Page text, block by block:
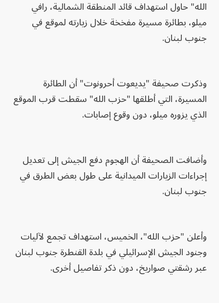
الله" حاول استهداف قائد المنطقة الشمالية، رافي
ميلو، بطائرة مسيرة مفخخة خلال زيارته لموقع في
جنوب لبنان.
وذكرت صحيفة "يديعوت أحرونوت" أن الطائرة
المسيرة، التي أطلقها "حزب الله" سقطت قرب الموقع
الذي يزوره ميلو، دون وقوع إصابات.
وأضافت الصحيفة أن الهجوم دفع الجيش إلى تعديل
إجراءات الزيارات الميدانية على طول بعض الطرق في
جنوب لبنان.
وأعلن "حزب الله"، الخميس، استهداف تجمع لآليات
وجنود الجيش الإسرائيلي في بلدة القنطرة جنوب لبنان
عبر رشقتي صواريخ، دون ذكر تفاصيل أخرى.